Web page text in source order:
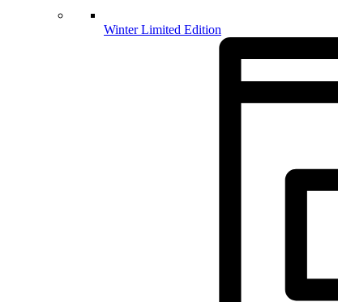
Winter Limited Edition